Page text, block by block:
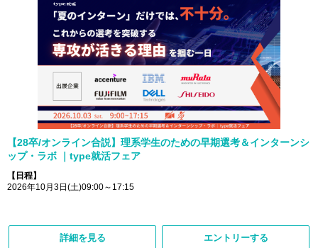
【28卒/オンライン合説】理系学生のための早期選考＆インターンシ
ップ・ラボ ｜type就活フェア
【日程】
2026年10月3日(土)09:00～17:15
詳細を見る エントリーする